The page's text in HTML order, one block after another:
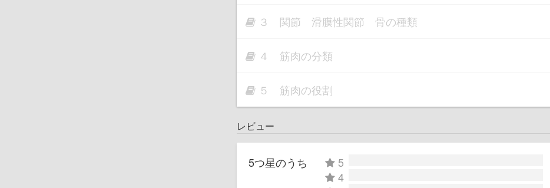
３ 関節 滑膜性関節 骨の種類
４ 筋肉の分類
５ 筋肉の役割
レビュー
5つ星のうち
5
4